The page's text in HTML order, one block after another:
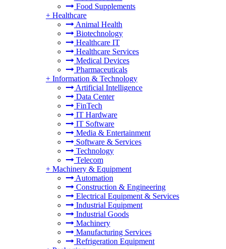
Food Supplements
+ Healthcare
Animal Health
Biotechnology
Healthcare IT
Healthcare Services
Medical Devices
Pharmaceuticals
+ Information & Technology
Artificial Intelligence
Data Center
FinTech
IT Hardware
IT Software
Media & Entertainment
Software & Services
Technology
Telecom
+ Machinery & Equipment
Automation
Construction & Engineering
Electrical Equipment & Services
Industrial Equipment
Industrial Goods
Machinery
Manufacturing Services
Refrigeration Equipment